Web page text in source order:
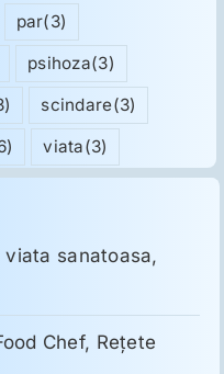
par(3)
psihoza(3)
scindare(3)
viata(3)
viata sanatoasa,
Chef, Reţete